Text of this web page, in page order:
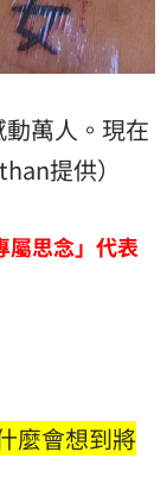
萬人。現在
提供）
屬思念」代表
麼會想到將